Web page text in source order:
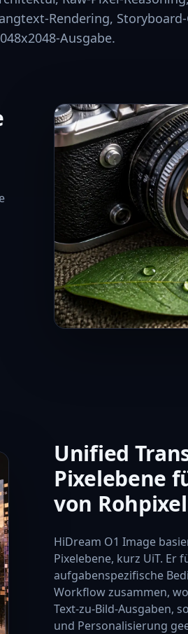
Rendering,
Ausgabe.
Unified
Pixelebene
von
HiDream O1 Image
Pixelebene, kurz UiT. Er
aufgabenspezifische
Workflow zusammen,
Text-zu-Bild-Ausgaben,
und Personalisierung